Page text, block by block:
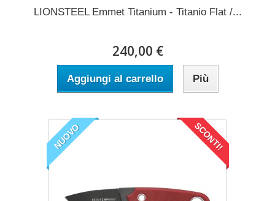
LIONSTEEL Emmet Titanium - Titanio Flat /...
240,00 €
Aggiungi al carrello Più
NUOVO SCONTI!